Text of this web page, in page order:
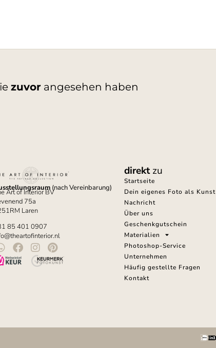
zuvorangesehen haben
(nach Vereinbarung)
Art of Interior BV
75a
Laren
85 401 0907
direktzu
Startseite
Dein eigenes Foto als Kunst
Nachricht
Über uns
Geschenkgutschein
Materialien
Photoshop-Service
Unternehmen
Häufig gestellte Fragen
Kontakt